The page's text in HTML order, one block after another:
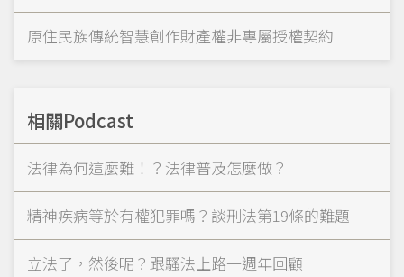
原住民族傳統智慧創作財產權非專屬授權契約
相關Podcast
法律為何這麼難！？法律普及怎麼做？
精神疾病等於有權犯罪嗎？談刑法第19條的難題
立法了，然後呢？跟騷法上路一週年回顧